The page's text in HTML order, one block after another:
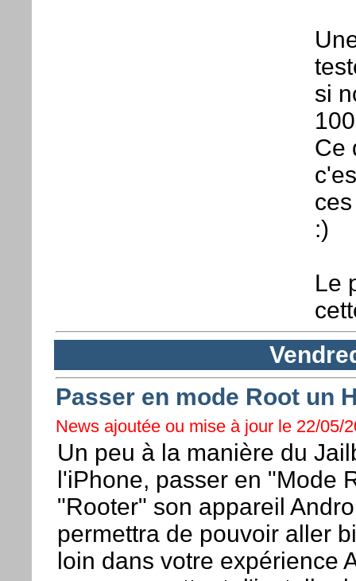
si
Ce
:)
Le
Passer en mode Root un
News ajoutée ou mise à jour le 22/05/
Un peu à la manière du
l'iPhone, passer en "Mode
"Rooter" son appareil
permettra de pouvoir aller
loin dans votre expérience